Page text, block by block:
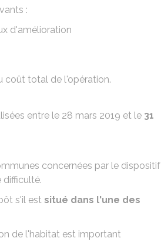
:
d'amélioration
coût total de l'opération.
entre le 28 mars 2019 et le 31
concernées par le dispositif
difficulté.
s'il est situé dans l'une des
de l'habitat est important